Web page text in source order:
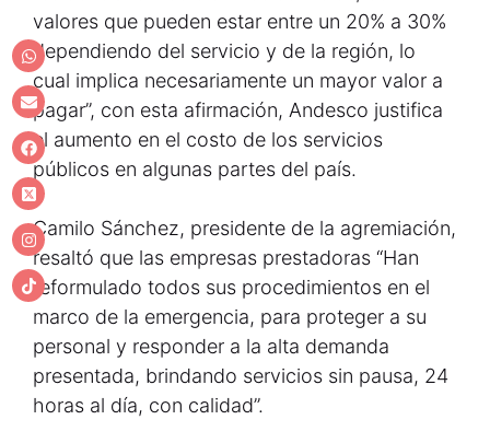
valores que pueden estar entre un 20% a 30%
dependiendo del servicio y de la región, lo
cual implica necesariamente un mayor valor a
pagar”, con esta afirmación, Andesco justifica
el aumento en el costo de los servicios
públicos en algunas partes del país.
Camilo Sánchez, presidente de la agremiación,
resaltó que las empresas prestadoras “Han
reformulado todos sus procedimientos en el
marco de la emergencia, para proteger a su
personal y responder a la alta demanda
presentada, brindando servicios sin pausa, 24
horas al día, con calidad”.